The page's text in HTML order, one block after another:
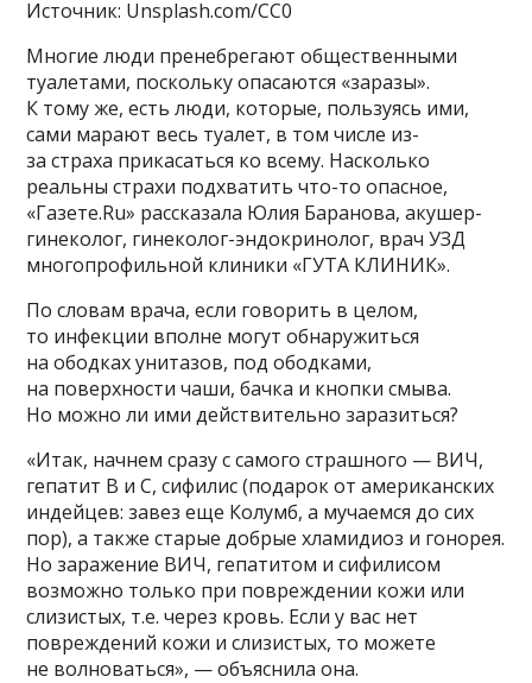
Источник: Unsplash.com/CC0
Многие люди пренебрегают общественными
туалетами, поскольку опасаются «заразы».
К тому же, есть люди, которые, пользуясь ими,
сами марают весь туалет, в том числе из-
за страха прикасаться ко всему. Насколько
реальны страхи подхватить что-то опасное,
«Газете.Ru» рассказала Юлия Баранова, акушер-
гинеколог, гинеколог-эндокринолог, врач УЗД
многопрофильной клиники «ГУТА КЛИНИК».
По словам врача, если говорить в целом,
то инфекции вполне могут обнаружиться
на ободках унитазов, под ободками,
на поверхности чаши, бачка и кнопки смыва.
Но можно ли ими действительно заразиться?
«Итак, начнем сразу с самого страшного — ВИЧ,
гепатит В и С, сифилис (подарок от американских
индейцев: завез еще Колумб, а мучаемся до сих
пор), а также старые добрые хламидиоз и гонорея.
Но заражение ВИЧ, гепатитом и сифилисом
возможно только при повреждении кожи или
слизистых, т.е. через кровь. Если у вас нет
повреждений кожи и слизистых, то можете
не волноваться», — объяснила она.